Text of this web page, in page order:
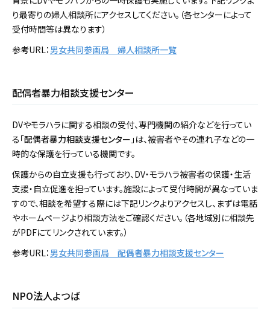
り最寄りの婦人相談所にアクセスしてください。（各センターによって
受付時間等は異なります）
参考URL： 男女共同参画局 婦人相談所一覧
配偶者暴力相談支援センター
DVやモラハラに関する相談の受付、専門機関の紹介などを行ってい
る「配偶者暴力相談支援センター 」は、被害者やその連れ子などの一
時的な保護を行っている機関です。
保護からの自立支援も行っており、DV・モラハラ被害者の保護・生活
支援・自立促進を担っています。施設によって受付時間が異なっていま
すので、相談を希望する際には下記リンクよりアクセスし、まずは電話
やホームページより相談方法をご確認ください。（各地域別に相談先
がPDFにてリンクされています。）
参考URL： 男女共同参画局 配偶者暴力相談支援センター
NPO法人よつば